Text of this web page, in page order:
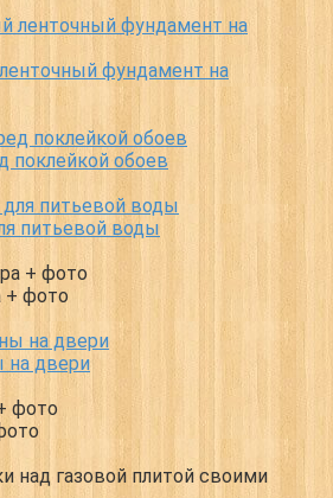
фундамент на
поклейкой обоев
питьевой воды
+ фото
на двери